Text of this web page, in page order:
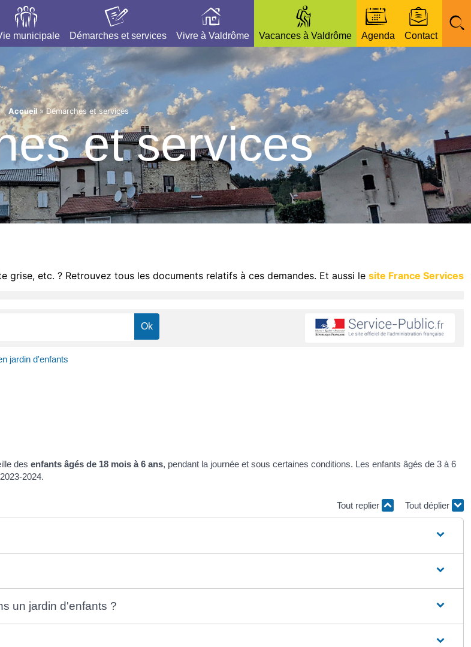
municipale Démarches et services Vivre à Valdrôme Vacances à Valdrôme Agenda Contact
Accueil»Démarches et services
et services
etc. ? Retrouvez tous les documents relatifs à ces demandes. Et aussi le site France Services
jardin d'enfants
des enfants âgés de 18 mois à 6 ans, pendant la journée et sous certaines conditions. Les enfants âgés de 3 à 6
2024.
Tout replier Tout déplier
un jardin d'enfants ?